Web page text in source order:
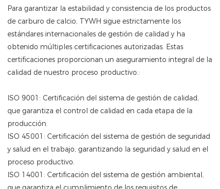
Para garantizar la estabilidad y consistencia de los productos
de carburo de calcio, TYWH sigue estrictamente los
estándares internacionales de gestión de calidad y ha
obtenido múltiples certificaciones autorizadas. Estas
certificaciones proporcionan un aseguramiento integral de la
calidad de nuestro proceso productivo.:
ISO 9001: Certificación del sistema de gestión de calidad,
que garantiza el control de calidad en cada etapa de la
producción.
ISO 45001: Certificación del sistema de gestión de seguridad
y salud en el trabajo, garantizando la seguridad y salud en el
proceso productivo.
ISO 14001: Certificación del sistema de gestión ambiental,